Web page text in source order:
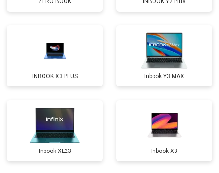
Замена оперативной памяти от 1100 ₽ Заказать
Ремонт петель от 3990 ₽ Заказать
ZERO BOOK INBOOK Y2 Plus
INBOOK X3 PLUS Inbook Y3 MAX
Inbook XL23 Inbook X3